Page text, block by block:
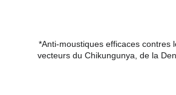
*Anti-moustiques efficaces contres
vecteurs du Chikungunya, de la